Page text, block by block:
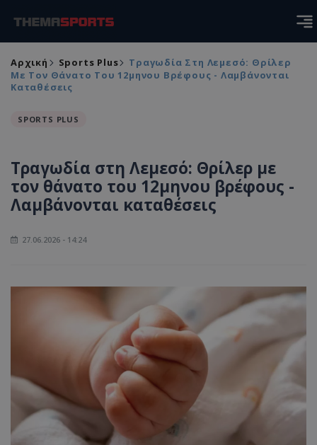
Αρχική Sports Plus
Τραγωδία Στη Λεμεσό: Θρίλερ
Με Τον Θάνατο Του 12μηνου Βρέφους - Λαμβάνονται
Καταθέσεις
SPORTS PLUS
Τραγωδία στη Λεμεσό: Θρίλερ με
τον θάνατο του 12μηνου βρέφους -
Λαμβάνονται καταθέσεις
27.06.2026 - 14:24